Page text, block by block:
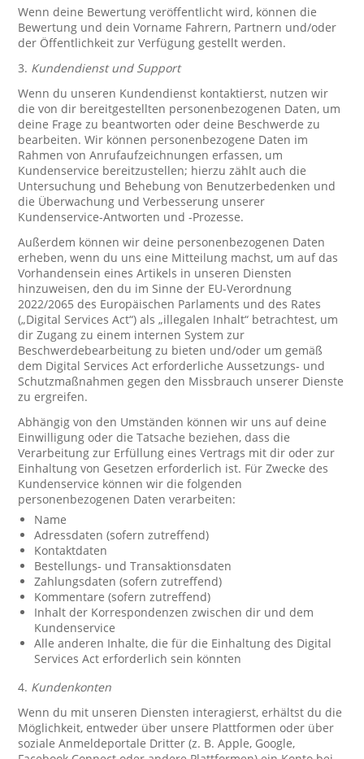
Wenn deine Bewertung veröffentlicht wird, können die
Bewertung und dein Vorname Fahrern, Partnern und/oder
der Öffentlichkeit zur Verfügung gestellt werden.
3. Kundendienst und Support
Wenn du unseren Kundendienst kontaktierst, nutzen wir
die von dir bereitgestellten personenbezogenen Daten, um
deine Frage zu beantworten oder deine Beschwerde zu
bearbeiten. Wir können personenbezogene Daten im
Rahmen von Anrufaufzeichnungen erfassen, um
Kundenservice bereitzustellen; hierzu zählt auch die
Untersuchung und Behebung von Benutzerbedenken und
die Überwachung und Verbesserung unserer
Kundenservice-Antworten und -Prozesse.
Außerdem können wir deine personenbezogenen Daten
erheben, wenn du uns eine Mitteilung machst, um auf das
Vorhandensein eines Artikels in unseren Diensten
hinzuweisen, den du im Sinne der EU-Verordnung
2022/2065 des Europäischen Parlaments und des Rates
(„Digital Services Act“) als „illegalen Inhalt“ betrachtest, um
dir Zugang zu einem internen System zur
Beschwerdebearbeitung zu bieten und/oder um gemäß
dem Digital Services Act erforderliche Aussetzungs- und
Schutzmaßnahmen gegen den Missbrauch unserer Dienste
zu ergreifen.
Abhängig von den Umständen können wir uns auf deine
Einwilligung oder die Tatsache beziehen, dass die
Verarbeitung zur Erfüllung eines Vertrags mit dir oder zur
Einhaltung von Gesetzen erforderlich ist. Für Zwecke des
Kundenservice können wir die folgenden
personenbezogenen Daten verarbeiten:
Name
Adressdaten (sofern zutreffend)
Kontaktdaten
Bestellungs- und Transaktionsdaten
Zahlungsdaten (sofern zutreffend)
Kommentare (sofern zutreffend)
Inhalt der Korrespondenzen zwischen dir und dem
Kundenservice
Alle anderen Inhalte, die für die Einhaltung des Digital
Services Act erforderlich sein könnten
4. Kundenkonten
Wenn du mit unseren Diensten interagierst, erhältst du die
Möglichkeit, entweder über unsere Plattformen oder über
soziale Anmeldeportale Dritter (z. B. Apple, Google,